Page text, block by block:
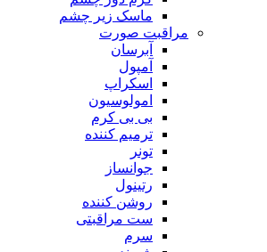
ماسک زیر چشم
مراقبت صورت
آبرسان
آمپول
اسکراپ
امولوسیون
بی بی کرم
ترمیم کننده
تونر
جوانساز
رتینول
روشن کننده
ست مراقبتی
سرم